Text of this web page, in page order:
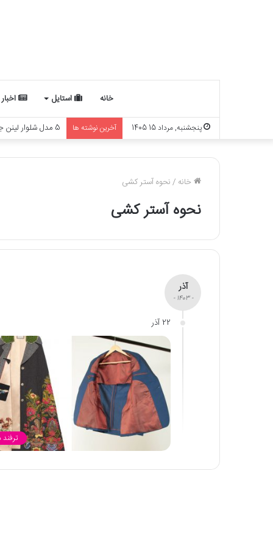
خانه استایل اخبار
پنجشنبه, مرداد 15 1405 آخرین نوشته ها 5 مدل شلوار لینن جدید برای 1405
خانه /نحوه آستر کشی
نحوه آستر کشی
آذر
- 1403 -
22 آذر